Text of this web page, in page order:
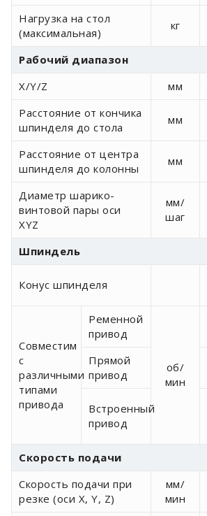
Нагрузка на стол
(максимальная)
кг
Рабочий диапазон
X/Y/Z
мм
Расстояние от кончика
шпинделя до стола
мм
Расстояние от центра
шпинделя до колонны
мм
Диаметр шарико-
винтовой пары оси
XYZ
мм/
шаг
Шпиндель
Конус шпинделя
Совместим
с
различными
типами
привода
Ременной
привод
об/
мин
Прямой
привод
Встроенный
привод
Скорость подачи
Скорость подачи при
резке (оси X, Y, Z)
мм/
мин